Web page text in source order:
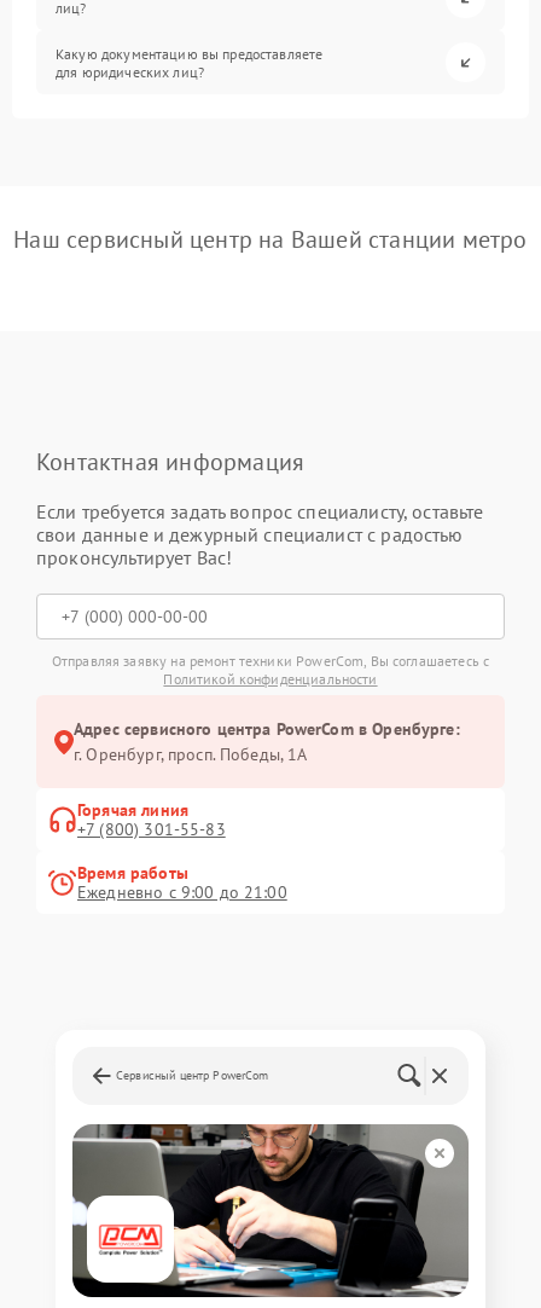
лиц?
Какую документацию вы предоставляете
для юридических лиц?
Наш сервисный центр на Вашей станции метро
Контактная информация
Если требуется задать вопрос специалисту, оставьте
свои данные и дежурный специалист с радостью
проконсультирует Вас!
Отправляя заявку на ремонт техники PowerCom, Вы соглашаетесь с
Политикой конфиденциальности
Адрес сервисного центра PowerCom в Оренбурге:
г. Оренбург, просп. Победы, 1А
Горячая линия
+7 (800) 301-55-83
Время работы
Ежедневно с 9:00 до 21:00
Сервисный центр PowerCom